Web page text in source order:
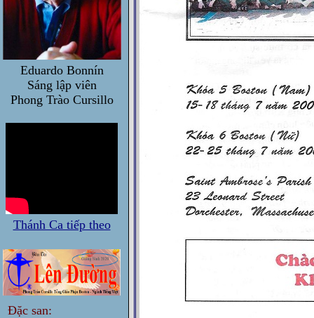
Eduardo Bonnín
Sáng lập viên
Phong Trào Cursillo
Thánh Ca tiếp theo
Đặc san: